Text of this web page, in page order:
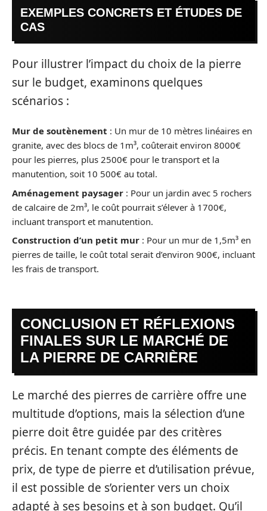
EXEMPLES CONCRETS ET ÉTUDES DE
CAS
Pour illustrer l’impact du choix de la pierre
sur le budget, examinons quelques
scénarios :
Mur de soutènement : Un mur de 10 mètres linéaires en
granite, avec des blocs de 1m³, coûterait environ 8000€
pour les pierres, plus 2500€ pour le transport et la
manutention, soit 10 500€ au total.
Aménagement paysager : Pour un jardin avec 5 rochers
de calcaire de 2m³, le coût pourrait s’élever à 1700€,
incluant transport et manutention.
Construction d’un petit mur : Pour un mur de 1,5m³ en
pierres de taille, le coût total serait d’environ 900€, incluant
les frais de transport.
CONCLUSION ET RÉFLEXIONS
FINALES SUR LE MARCHÉ DE
LA PIERRE DE CARRIÈRE
Le marché des pierres de carrière offre une
multitude d’options, mais la sélection d’une
pierre doit être guidée par des critères
précis. En tenant compte des éléments de
prix, de type de pierre et d’utilisation prévue,
il est possible de s’orienter vers un choix
adapté à ses besoins et à son budget. Qu’il